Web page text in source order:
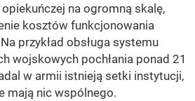
na ogromną skalę,
kosztów funkcjonowania
przykład obsługa systemu
wojskowych pochłania ponad 21
w armii istnieją setki instytucji,
mają nic wspólnego.